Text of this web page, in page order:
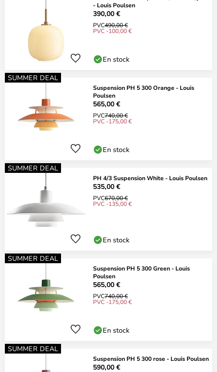
- Louis Poulsen
390,00 €
PVC490,00 €
PVC -100,00 €
En stock
SUMMER DEAL
Suspension PH 5 300 Orange - Louis
Poulsen
565,00 €
PVC740,00 €
PVC -175,00 €
En stock
SUMMER DEAL
PH 4/3 Suspension White - Louis Poulsen
535,00 €
PVC670,00 €
PVC -135,00 €
En stock
SUMMER DEAL
Suspension PH 5 300 Green - Louis
Poulsen
565,00 €
PVC740,00 €
PVC -175,00 €
En stock
SUMMER DEAL
Suspension PH 5 300 rose - Louis Poulsen
590,00 €